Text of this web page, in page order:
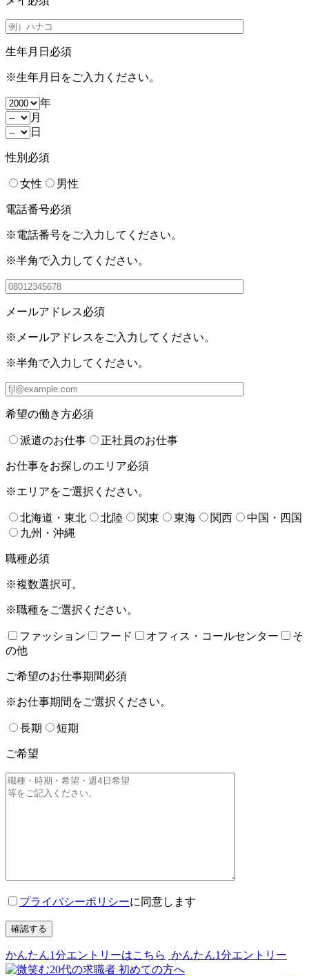
生年月日 必須
※生年月日をご入力ください。
年
月
日
性別 必須
女性 男性
電話番号必須
※電話番号をご入力してください。
※半角で入力してください。
メールアドレス必須
※メールアドレスをご入力してください。
※半角で入力してください。
希望の働き方必須
派遣のお仕事 正社員のお仕事
お仕事をお探しのエリア必須
※エリアをご選択ください。
北海道・東北 北陸 関東 東海 関西
中国・四国
九州・沖縄
職種必須
※複数選択可。
※職種をご選択ください。
ファッション フード オフィス・コールセンター
そ
の他
ご希望のお仕事期間必須
※お仕事期間をご選択ください。
長期 短期
ご希望
プライバシーポリシーに同意します
確認する
かんたん1分エントリーはこちら かんたん1分エントリー
初めての方へ